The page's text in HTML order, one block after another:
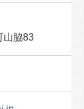
山脇83